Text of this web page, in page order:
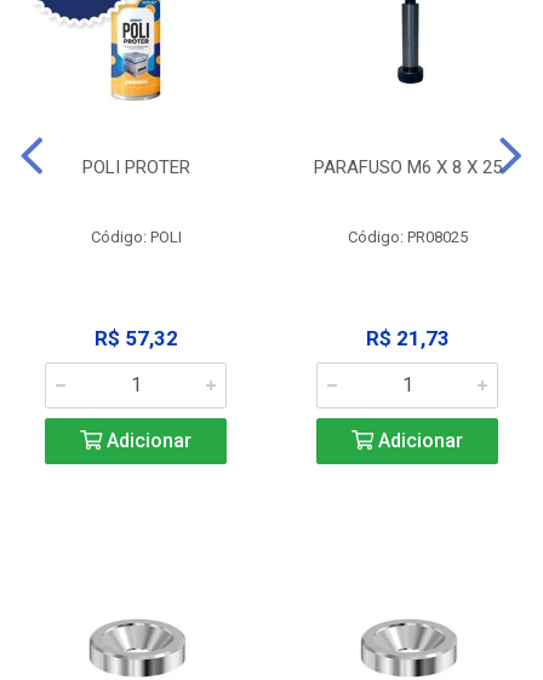
POLI PROTER
Código: POLI
R$ 57,32
Adicionar
PARAFUSO M6 X 8 X 25
Código: PR08025
R$ 21,73
Adicionar